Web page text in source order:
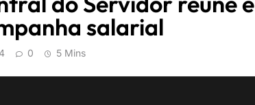
salarial
0 5 Mins